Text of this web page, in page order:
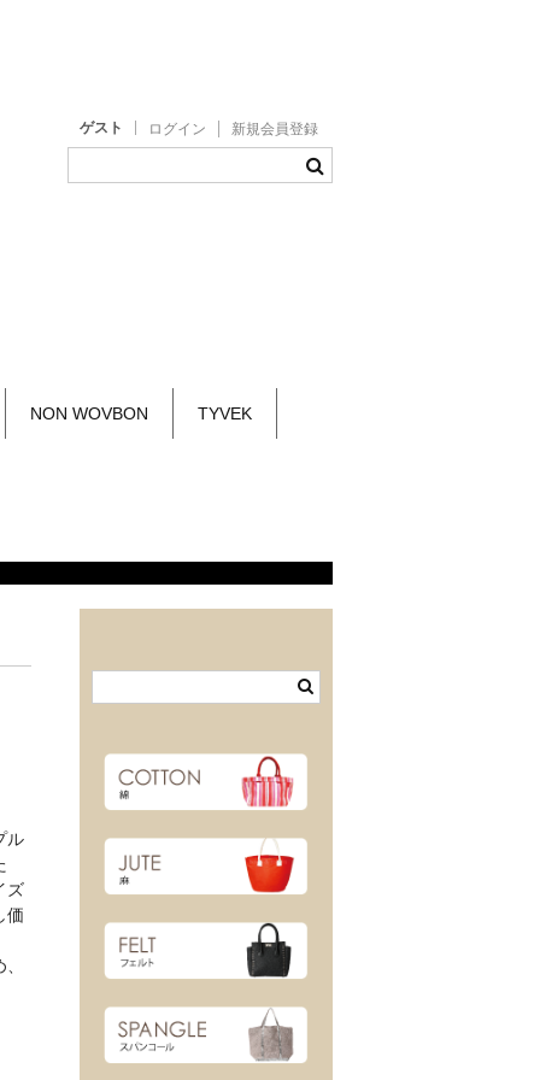
ゲスト ログイン 新規会員登録
NON WOVBON TYVEK
ル
ズ
価